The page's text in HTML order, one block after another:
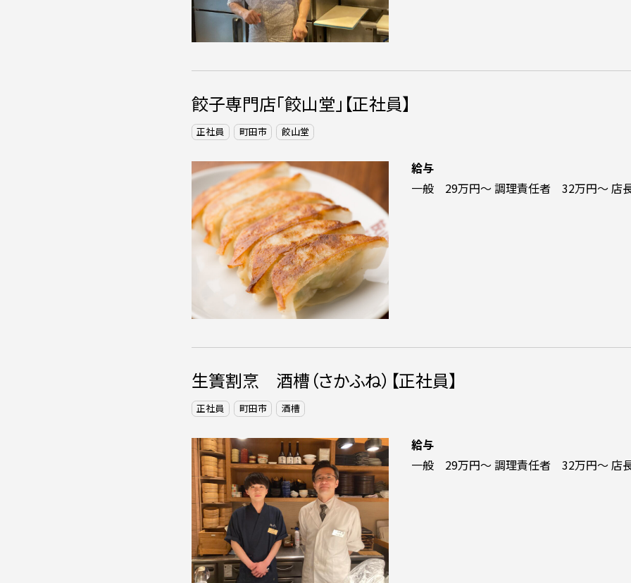
餃子専門店「餃山堂」【正社員】
正社員 町田市 餃山堂
給与
一般 29万円～ 調理責任者 32万円～ 店
生簀割烹 酒槽（さかふね）【正社員】
正社員 町田市 酒槽
給与
一般 29万円～ 調理責任者 32万円～ 店